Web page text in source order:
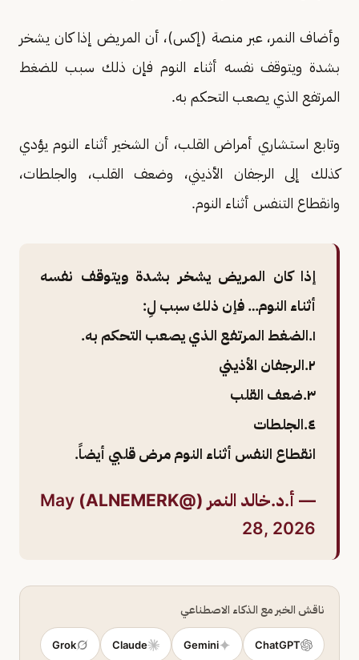
وأضاف النمر، عبر منصة (إكس)، أن المريض إذا كان يشخر
بشدة ويتوقف نفسه أثناء النوم فإن ذلك سبب للضغط
المرتفع الذي يصعب التحكم به.
وتابع استشاري أمراض القلب، أن الشخير أثناء النوم يؤدي
كذلك إلى الرجفان الأذيني، وضعف القلب، والجلطات،
وانقطاع التنفس أثناء النوم.
إذا كان المريض يشخر بشدة ويتوقف نفسه
أثناء النوم… فإن ذلك سبب لِ:
١.الضغط المرتفع الذي يصعب التحكم به.
٢.الرجفان الأذيني
٣.ضعف القلب
٤.الجلطات
انقطاع النفس أثناء النوم مرض قلبي أيضاً.
— أ.د.خالد النمر (@ALNEMERK)
May
28, 2026
ناقش الخبر مع الذكاء الاصطناعي
ChatGPT
Gemini
Claude
Grok